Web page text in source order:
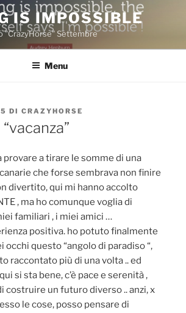
IS IMPOSSIBLE
"CrazyHorse" Settembre
Menu
DI CRAZYHORSE
provare a tirare le somme di una
che forse sembrava non finire
divertito, qui mi hanno accolto
, ma ho comunque voglia di
familiari , i miei amici …
positiva. ho potuto finalmente
occhi questo “angolo di paradiso “,
raccontato più di una volta .. ed
si sta bene, c’è pace e serenità ,
costruire un futuro diverso .. anzi, x
le cose, posso pensare di